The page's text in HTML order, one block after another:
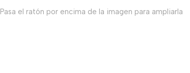
Pasa el ratón por encima de la imagen para ampliarla